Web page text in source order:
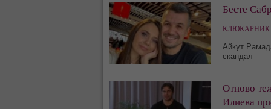
Бесте
КЛЮКАРНИК
Айкут
скандал
Отново
Илиева